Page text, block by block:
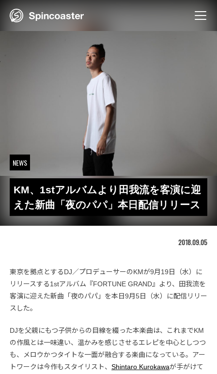
NEWS
KM、1stアルバムより田我流を客演に迎
えた新曲「夜のパパ」本日配信リリース
2018.09.05
東京を拠点とするDJ／プロデューサーのKMが9月19日（水）に
リリースする1stアルバム『FORTUNE GRAND』より、田我流を
客演に迎えた新曲「夜のパパ」を本日9月5日（水）に配信リリー
スした。
DJを父親にもつ子供からの目線を綴った本楽曲は、これまでKM
の作風とは一味違い、温かみを感じさせるエレピを中心としつつ
も、メロウかつタイトな一面が融合する楽曲になっている。アー
トワークは今作もスタイリスト、 Shintaro Kurokawaが手がけて